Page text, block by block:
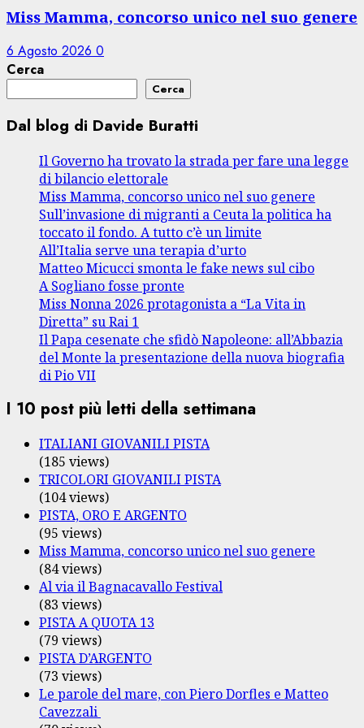
Miss Mamma, concorso unico nel suo genere
6 Agosto 2026 0
Cerca
Cerca
Dal blog di Davide Buratti
Il Governo ha trovato la strada per fare una legge
di bilancio elettorale
Miss Mamma, concorso unico nel suo genere
Sull’invasione di migranti a Ceuta la politica ha
toccato il fondo. A tutto c’è un limite
All’Italia serve una terapia d’urto
Matteo Micucci smonta le fake news sul cibo
A Sogliano fosse pronte
Miss Nonna 2026 protagonista a “La Vita in
Diretta” su Rai 1
Il Papa cesenate che sfidò Napoleone: all’Abbazia
del Monte la presentazione della nuova biografia
di Pio VII
I 10 post più letti della settimana
ITALIANI GIOVANILI PISTA
(185 views)
TRICOLORI GIOVANILI PISTA
(104 views)
PISTA, ORO E ARGENTO
(95 views)
Miss Mamma, concorso unico nel suo genere
(84 views)
Al via il Bagnacavallo Festival
(83 views)
PISTA A QUOTA 13
(79 views)
PISTA D’ARGENTO
(73 views)
Le parole del mare, con Piero Dorfles e Matteo
Cavezzali